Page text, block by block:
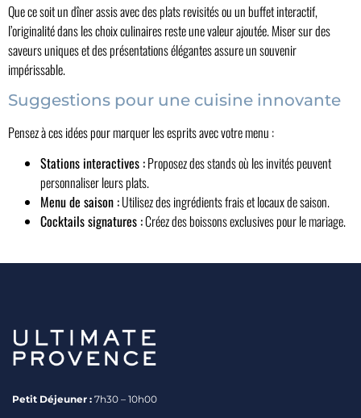
Que ce soit un dîner assis avec des plats revisités ou un buffet interactif,
l’originalité dans les choix culinaires reste une valeur ajoutée. Miser sur des
saveurs uniques et des présentations élégantes assure un souvenir
impérissable.
Suggestions pour une cuisine innovante
Pensez à ces idées pour marquer les esprits avec votre menu :
Stations interactives :Proposez des stands où les invités peuvent
personnaliser leurs plats.
Menu de saison :Utilisez des ingrédients frais et locaux de saison.
Cocktails signatures :Créez des boissons exclusives pour le mariage.
Petit Déjeuner : 7h30 – 10h00